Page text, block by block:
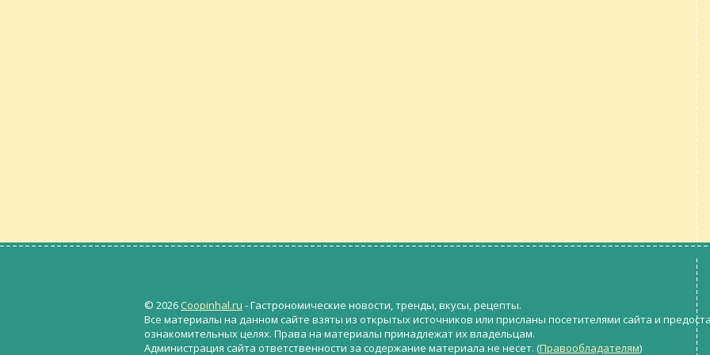
© 2026Coopinhal.ru - Гастрономические новости, тренды, вкусы, рецепты.
Все материалы на данном сайте взяты из открытых источников или присланы посетителями сайта и
ознакомительных целях. Права на материалы принадлежат их владельцам.
Администрация сайта ответственности за содержание материала не несет. (Правообладателям)